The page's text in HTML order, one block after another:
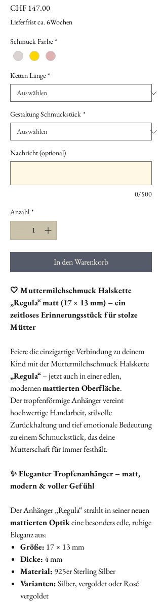
CHF 147.00Preis
Lieferfrist ca. 6Wochen
Schmuck Farbe *
Ketten Länge *
Gestaltung Schmuckstück *
Nachricht (optional)
0/500
Anzahl *
In den Warenkorb
🤍 Muttermilchschmuck Halskette
„Regula“ matt (17 × 13 mm) – ein
zeitloses Erinnerungsstück für stolze
Mütter
Feiere die einzigartige Verbindung zu deinem
Kind mit der Muttermilchschmuck Halskette
„Regula“– jetzt auch in einer edlen,
modernenmattierten Oberfläche.
Der tropfenförmige Anhänger vereint
hochwertige Handarbeit, stilvolle
Zurückhaltung und tief emotionale Bedeutung
zu einem Schmuckstück, das deine
Mutterschaft für immer festhält.
✨ Eleganter Tropfenanhänger – matt,
modern & voller Gefühl
Der Anhänger „Regula“ strahlt in seiner neuen
mattierten Optikeine besonders edle, ruhige
Eleganz aus:
Größe: 17 × 13 mm
Dicke:4 mm
Material: 925er Sterling Silber
Varianten:Silber, vergoldet oder Rosé
vergoldet